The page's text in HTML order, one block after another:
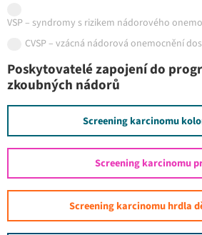
VSP – syndromy s rizikem nádorového
CVSP – vzácná nádorová onemocnění
Poskytovatelé zapojení do
zkoubných nádorů
Screening karcinomu
Screening karcinomu
Screening karcinomu hrdla